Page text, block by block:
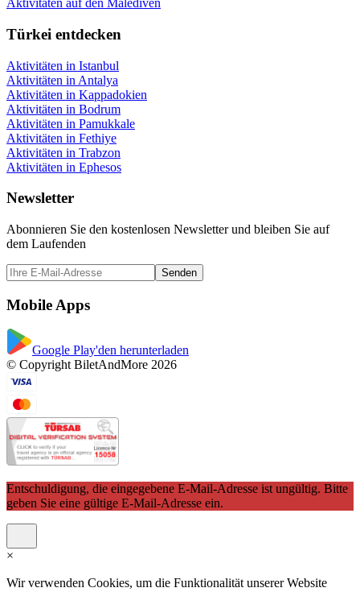
Aktivitäten auf den Malediven
Türkei entdecken
Aktivitäten in Istanbul
Aktivitäten in Antalya
Aktivitäten in Kappadokien
Aktivitäten in Bodrum
Aktivitäten in Pamukkale
Aktivitäten in Fethiye
Aktivitäten in Trabzon
Aktivitäten in Ephesos
Newsletter
Abonnieren Sie den kostenlosen Newsletter und bleiben Sie auf
dem Laufenden
Senden
Mobile Apps
Google Play'den herunterladen
© Copyright BiletAndMore 2026
Entschuldigung, die eingegebene E-Mail-Adresse ist ungültig. Bitte
geben Sie eine gültige E-Mail-Adresse ein.
×
Wir verwenden Cookies, um die Funktionalität unserer Website